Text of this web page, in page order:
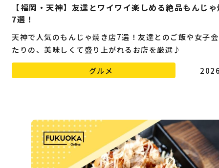
【福岡・天神】友達とワイワイ楽しめる絶品もんじ
7選！
天神で人気のもんじゃ焼き店7選！友達とのご飯や女子
たりの、美味しくて盛り上がれるお店を厳選♪
グルメ